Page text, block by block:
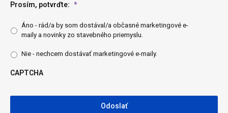
Prosím, potvrďte: *
Áno - rád/a by som dostával/a občasné marketingové e-
maily a novinky zo stavebného priemyslu.
Nie - nechcem dostávať marketingové e-maily.
CAPTCHA